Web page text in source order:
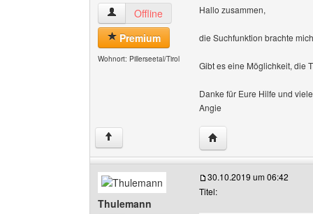
moor-impressionen Benutzer-Profile anzeigen
Offline
Premium
Wohnort: Pillerseetal/Tirol
Hallo zusammen,
die Suchfunktion brachte
Gibt es eine Möglichkeit, die
Danke für Eure Hilfe und
Angie
↑ Website dieses
Thulemann
30.10.2019 um 06:42
Titel: